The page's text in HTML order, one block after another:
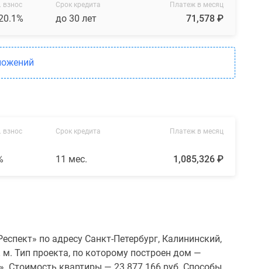
взнос Срок кредита
до 30 лет
Платеж в месяц
71,578 ₽
взнос Срок кредита
11 мес.
Платеж в месяц
1,085,326 ₽
по адресу Санкт-Петербург, Калининский,
Тип проекта, по которому построен дом —